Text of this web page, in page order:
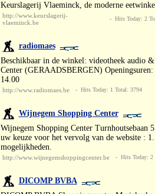
Keurslagerij Vlaeminck, de moderne
http://www.keurslagerij-
vlaeminck.be
- Hits Today: 2
radiomaes
Beschikbaar in de winkel: videotheek audio
Center (GERAADSBERGEN)
14.00
http://www.radiomaes.be - Hits Today: 1 Total: 3794
Wijnegem Shopping Center
Wijnegem Shopping Center
uw keuze voor het vervolg van de website :
mogelijkheden.
http://www.wijnegemshoppingcenter.be - Hits Today: 2
DICOMP BVBA